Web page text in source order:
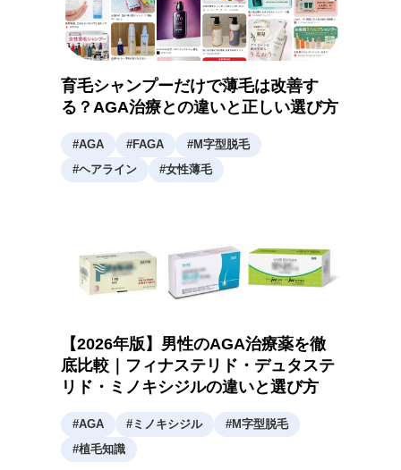
育毛シャンプーだけで薄毛は改善す
る？AGA治療との違いと正しい選び方
#AGA #FAGA #M字型脱毛
#ヘアライン #女性薄毛
【2026年版】男性のAGA治療薬を徹
底比較｜フィナステリド・デュタステ
リド・ミノキシジルの違いと選び方
#AGA # ミノキシジル #M字型脱毛
#植毛知識